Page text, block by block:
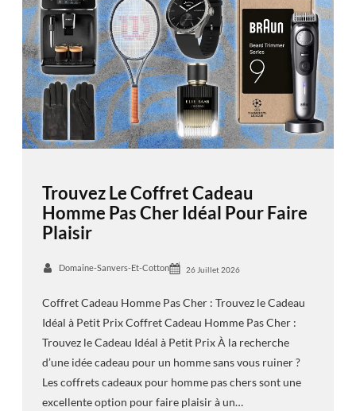
Trouvez Le Coffret Cadeau
Homme Pas Cher Idéal Pour Faire
Plaisir
Domaine-Sanvers-Et-Cotton 26 Juillet 2026
Coffret Cadeau Homme Pas Cher : Trouvez le Cadeau
Idéal à Petit Prix Coffret Cadeau Homme Pas Cher :
Trouvez le Cadeau Idéal à Petit Prix À la recherche
d’une idée cadeau pour un homme sans vous ruiner ?
Les coffrets cadeaux pour homme pas chers sont une
excellente option pour faire plaisir à un…